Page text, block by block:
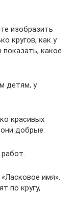
изобразить
кругов, как у
какое
детям, у
красивых
добрые.
имя».
по кругу,